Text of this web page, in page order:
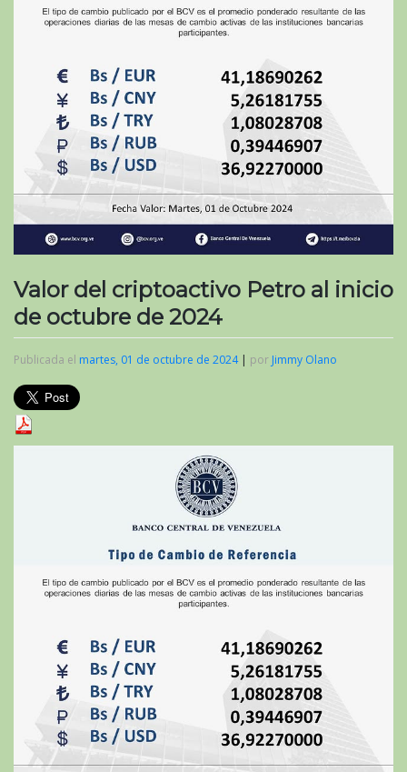
Valor del criptoactivo Petro al inicio
de octubre de 2024
Publicada el martes, 01 de octubre de 2024| por Jimmy Olano